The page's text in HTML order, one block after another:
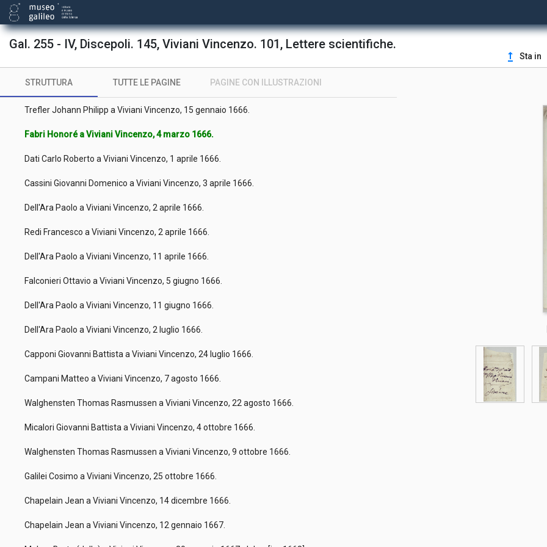
Gal. 255 - IV, Discepoli. 145, Viviani Vincenzo. 101, Lettere scientifiche.
upgrade Sta in
STRUTTURA TUTTE LE PAGINE PAGINE CON ILLUSTRAZIONI
Cassini Giovanni Domenico a Viviani Vincenzo, 9 gennaio 1666.
Trefler Johann Philipp a Viviani Vincenzo, 15 gennaio 1666.
Fabri Honoré a Viviani Vincenzo, 4 marzo 1666.
Dati Carlo Roberto a Viviani Vincenzo, 1 aprile 1666.
Cassini Giovanni Domenico a Viviani Vincenzo, 3 aprile 1666.
Dell'Ara Paolo a Viviani Vincenzo, 2 aprile 1666.
Redi Francesco a Viviani Vincenzo, 2 aprile 1666.
Dell'Ara Paolo a Viviani Vincenzo, 11 aprile 1666.
Falconieri Ottavio a Viviani Vincenzo, 5 giugno 1666.
Dell'Ara Paolo a Viviani Vincenzo, 11 giugno 1666.
Dell'Ara Paolo a Viviani Vincenzo, 2 luglio 1666.
Capponi Giovanni Battista a Viviani Vincenzo, 24 luglio 1666.
Campani Matteo a Viviani Vincenzo, 7 agosto 1666.
Walghensten Thomas Rasmussen a Viviani Vincenzo, 22 agosto 1666.
Micalori Giovanni Battista a Viviani Vincenzo, 4 ottobre 1666.
Walghensten Thomas Rasmussen a Viviani Vincenzo, 9 ottobre 1666.
Galilei Cosimo a Viviani Vincenzo, 25 ottobre 1666.
Chapelain Jean a Viviani Vincenzo, 14 dicembre 1666.
Chapelain Jean a Viviani Vincenzo, 12 gennaio 1667.